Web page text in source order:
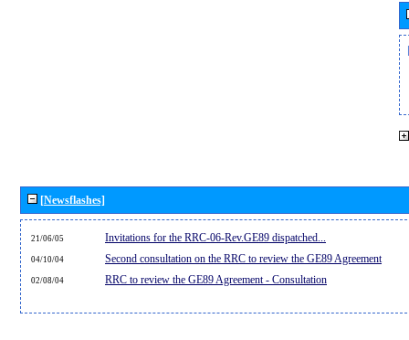
[Newsflashes]
21/06/05 Invitations for the RRC-06-Rev.GE89 dispatched...
04/10/04 Second consultation on the RRC to review the GE89 Agreement
02/08/04 RRC to review the GE89 Agreement - Consultation